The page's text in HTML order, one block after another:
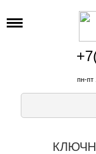
пн-пт